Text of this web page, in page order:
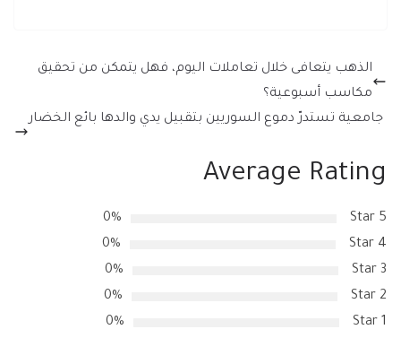
الذهب يتعافى خلال تعاملات اليوم، فهل يتمكن من تحقيق
مكاسب أسبوعية؟
جامعية تستدرّ دموع السوريين بتقبيل يدي والدها بائع الخضار
Average Rating
5 Star
0%
4 Star
0%
3 Star
0%
2 Star
0%
1 Star
0%